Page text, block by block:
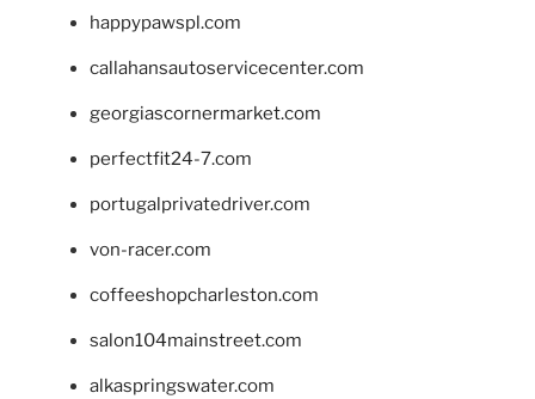
happypawspl.com
callahansautoservicecenter.com
georgiascornermarket.com
perfectfit24-7.com
portugalprivatedriver.com
von-racer.com
coffeeshopcharleston.com
salon104mainstreet.com
alkaspringswater.com